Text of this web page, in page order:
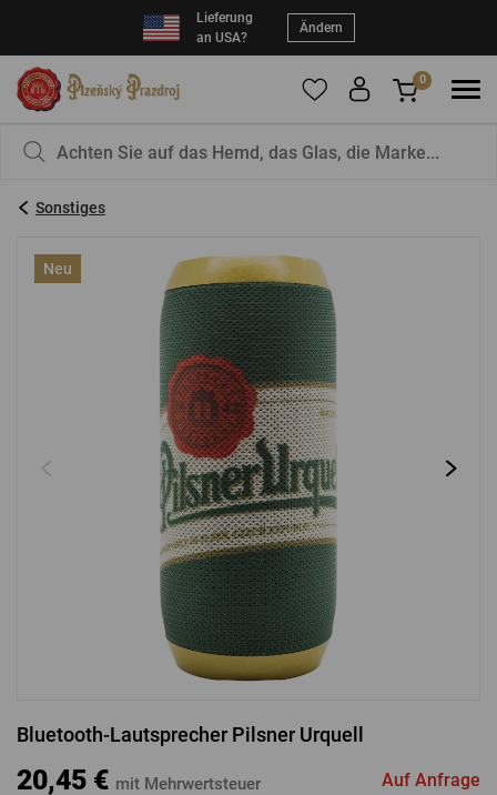
Lieferung
an USA?
Ändern
registrieren Sie sich
EINLOGGEN
Vergessenes Passwort Neue Registrierung
ANMELDUNG ÜBER FACEBOOK
ANMELDUNG ÜBER GOOGLE
0
Sonstiges
Neu
Bluetooth-Lautsprecher Pilsner Urquell
20,45 € mit Mehrwertsteuer Auf Anfrage